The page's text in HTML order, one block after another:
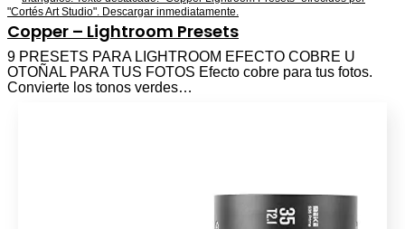
Copper – Lightroom Presets
9 PRESETS PARA LIGHTROOM EFECTO COBRE U
OTOÑAL PARA TUS FOTOS Efecto cobre para tus fotos.
Convierte los tonos verdes…